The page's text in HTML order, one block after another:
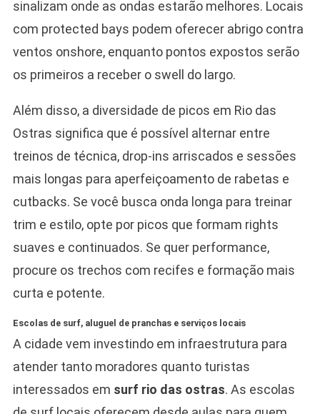
sinalizam onde as ondas estarão melhores. Locais
com protected bays podem oferecer abrigo contra
ventos onshore, enquanto pontos expostos serão
os primeiros a receber o swell do largo.
Além disso, a diversidade de picos em Rio das
Ostras significa que é possível alternar entre
treinos de técnica, drop-ins arriscados e sessões
mais longas para aperfeiçoamento de rabetas e
cutbacks. Se você busca onda longa para treinar
trim e estilo, opte por picos que formam rights
suaves e continuados. Se quer performance,
procure os trechos com recifes e formação mais
curta e potente.
Escolas de surf, aluguel de pranchas e serviços locais
A cidade vem investindo em infraestrutura para
atender tanto moradores quanto turistas
interessados em surf rio das ostras. As escolas